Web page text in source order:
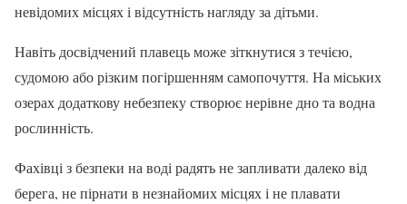
невідомих місцях і відсутність нагляду за дітьми.
Навіть досвідчений плавець може зіткнутися з течією,
судомою або різким погіршенням самопочуття. На міських
озерах додаткову небезпеку створює нерівне дно та водна
рослинність.
Фахівці з безпеки на воді радять не запливати далеко від
берега, не пірнати в незнайомих місцях і не плавати